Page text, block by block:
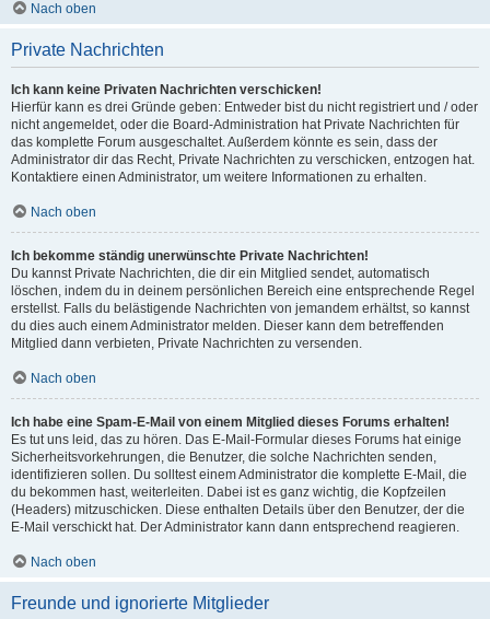
Nach oben
Private Nachrichten
Ich kann keine Privaten Nachrichten verschicken!
Hierfür kann es drei Gründe geben: Entweder bist du nicht registriert und / oder
nicht angemeldet, oder die Board-Administration hat Private Nachrichten für
das komplette Forum ausgeschaltet. Außerdem könnte es sein, dass der
Administrator dir das Recht, Private Nachrichten zu verschicken, entzogen hat.
Kontaktiere einen Administrator, um weitere Informationen zu erhalten.
Nach oben
Ich bekomme ständig unerwünschte Private Nachrichten!
Du kannst Private Nachrichten, die dir ein Mitglied sendet, automatisch
löschen, indem du in deinem persönlichen Bereich eine entsprechende Regel
erstellst. Falls du belästigende Nachrichten von jemandem erhältst, so kannst
du dies auch einem Administrator melden. Dieser kann dem betreffenden
Mitglied dann verbieten, Private Nachrichten zu versenden.
Nach oben
Ich habe eine Spam-E-Mail von einem Mitglied dieses Forums erhalten!
Es tut uns leid, das zu hören. Das E-Mail-Formular dieses Forums hat einige
Sicherheitsvorkehrungen, die Benutzer, die solche Nachrichten senden,
identifizieren sollen. Du solltest einem Administrator die komplette E-Mail, die
du bekommen hast, weiterleiten. Dabei ist es ganz wichtig, die Kopfzeilen
(Headers) mitzuschicken. Diese enthalten Details über den Benutzer, der die
E-Mail verschickt hat. Der Administrator kann dann entsprechend reagieren.
Nach oben
Freunde und ignorierte Mitglieder